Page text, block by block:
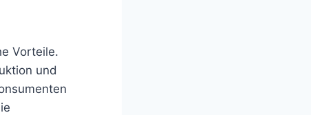
Vorteile.
und